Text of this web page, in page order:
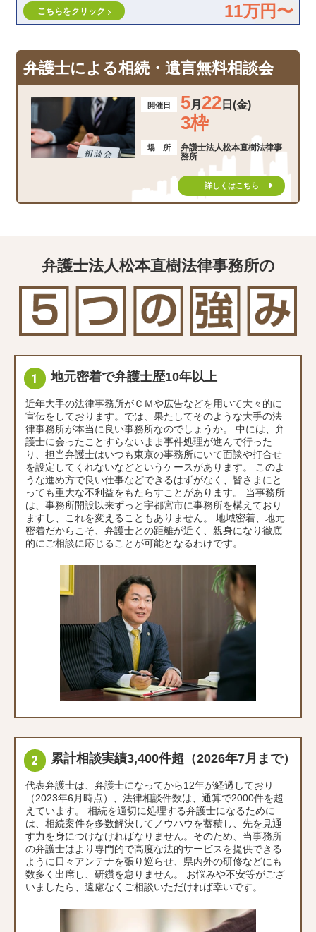
11万円〜
こちらをクリック
弁護士による相続・遺言無料相談会
開催日 5月 22日(金)
3枠
場 所
弁護士法人松本直樹法律事
務所
詳しくはこちら
弁護士法人松本直樹法律事務所の
地元密着で弁護士歴10年以上
近年大手の法律事務所がＣＭや広告などを用いて大々的に
宣伝をしております。では、果たしてそのような大手の法
律事務所が本当に良い事務所なのでしょうか。 中には、弁
護士に会ったことすらないまま事件処理が進んで行った
り、担当弁護士はいつも東京の事務所にいて面談や打合せ
を設定してくれないなどというケースがあります。 このよ
うな進め方で良い仕事などできるはずがなく、皆さまにと
っても重大な不利益をもたらすことがあります。 当事務所
は、事務所開設以来ずっと宇都宮市に事務所を構えており
ますし、これを変えることもありません。 地域密着、地元
密着だからこそ、弁護士との距離が近く、親身になり徹底
的にご相談に応じることが可能となるわけです。
累計相談実績3,400件超（2026年7月まで）
代表弁護士は、弁護士になってから12年が経過しており
（2023年6月時点）、法律相談件数は、通算で2000件を超
えています。 相続を適切に処理する弁護士になるために
は、相続案件を多数解決してノウハウを蓄積し、先を見通
す力を身につけなければなりません。そのため、当事務所
の弁護士はより専門的で高度な法的サービスを提供できる
ように日々アンテナを張り巡らせ、県内外の研修などにも
数多く出席し、研鑽を怠りません。 お悩みや不安等がござ
いましたら、遠慮なくご相談いただければ幸いです。